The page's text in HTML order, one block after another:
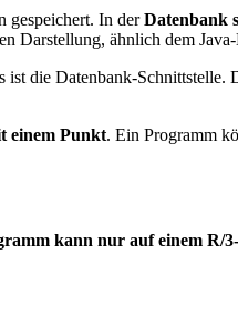
gespeichert. In derDatenbank
Darstellung, ähnlich dem
die Datenbank-Schnittstelle.
einem Punkt. Ein Programm
kann nur auf einem R/